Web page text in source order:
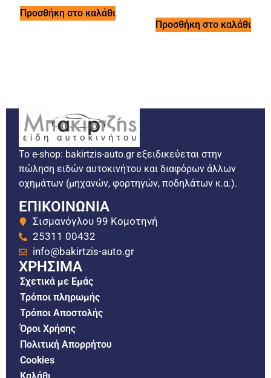
Προσθήκη στο καλάθι
Προσθήκη στο καλάθι
Το e-shop: bakirtzis-auto.gr εξειδικεύεται στην
πώληση ειδών αυτοκινήτου και διαφόρων άλλων
οχημάτων (μηχανών, φορτηγών, ποδηλάτων κ.α.).
ΕΠΙΚΟΙΝΩΝΙΑ
Σισμανόγλου 99 Κομοτηνή
25311 00432
info@bakirtzis-auto.gr
ΧΡΗΣΙΜΑ
Σχετικά με Εμάς
Τρόποι πληρωμής
Τρόποι Αποστολής
Όροι Χρήσης
Πολιτική Απορρήτου
Cookies